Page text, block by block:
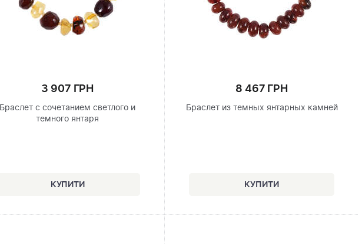
3 907 ГРН
Браслет с сочетанием светлого и
темного янтаря
8 467 ГРН
Браслет из темных янтарных камней